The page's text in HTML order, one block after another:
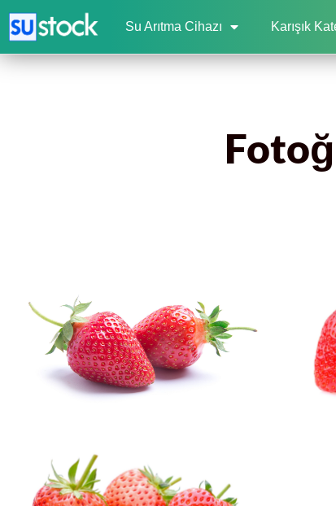
Su Arıtma Cihazı Karışık